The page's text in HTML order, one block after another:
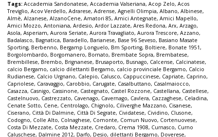
Tags: Accademia Sandonatese, Accademia Valseriana, Acop Zelo, Acos
Treviglio, Acov Verdello, Adrarese, Adrense, Agnelli Olimpia, Albano, Albinese,
Almè, Alzanese, AlzanoCene, Amatori 85, Amici Antegnate, Amici Mapello,
Amici Mozzo, Antoniana, Ardesio, Ardor Lazzate, Ares Redona, Arx, Arzago,
Asola, Asperiam, Aurora Seriate, Aurora Travagliato, Aurora Trescore, Azzano,
Badalasco, Bagnatica, Baradello, Barianese, Base 96 Seveso, Basiano Masate
Sporting, Berbenno, Bergamp Longuelo, Bm Sporting, Boltiere, Bonate 1951,
Borgolombardo, Borgomanero, Bornato, Brembate Sopra, Brembatese,
Brembillese, Brembo, Brignanese, Brusaporto, Busnago, Calcense, Calcinatese,
calcio Bergamo, calcio dilettanti Bergamo, calcio provinciale Bergamo, Calcio
Rudianese, Calcio Urgnano, Calepio, Calusco, Cappuccinese, Capriate, Caprino,
Capriolese, Caravaggio, Carobbio, Carugate, Casalbuttano, Casalmaiocco,
Casazza, Casnigo, Cassinone, Castegnato, Castel Rozzone, Castellana, Castellese,
Castelnuovo, Castrezzato, Cavenago, Cavernago, Cavlera, Cazzaghese, Celadina,
Cenate Sotto, Cene, Centrolago, Chignolo, Ciliverghe Mazzano, Cisanese,
Ciserano, Città Di Dalmine, Città Di Segrate, Cividatese, Cividino, Clusone,
Codogno, Colle Alto, Colnaghese, Comonte, Comun Nuovo, Cortenuovese,
Costa Di Mezzate, Costa Mezzate, Credaro, Crema 1908, Curnasco, Curno
Caluschese, Dalmine 2012, Darfo, Desio, dilettanti Bergamo, Doverese,